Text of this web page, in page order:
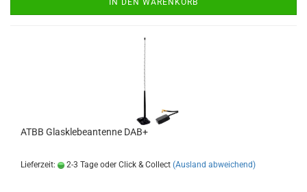
IN DEN WARENKORB
ATBB Glasklebeantenne DAB+
Lieferzeit: 2-3 Tage oder Click & Collect (Ausland abweichend)